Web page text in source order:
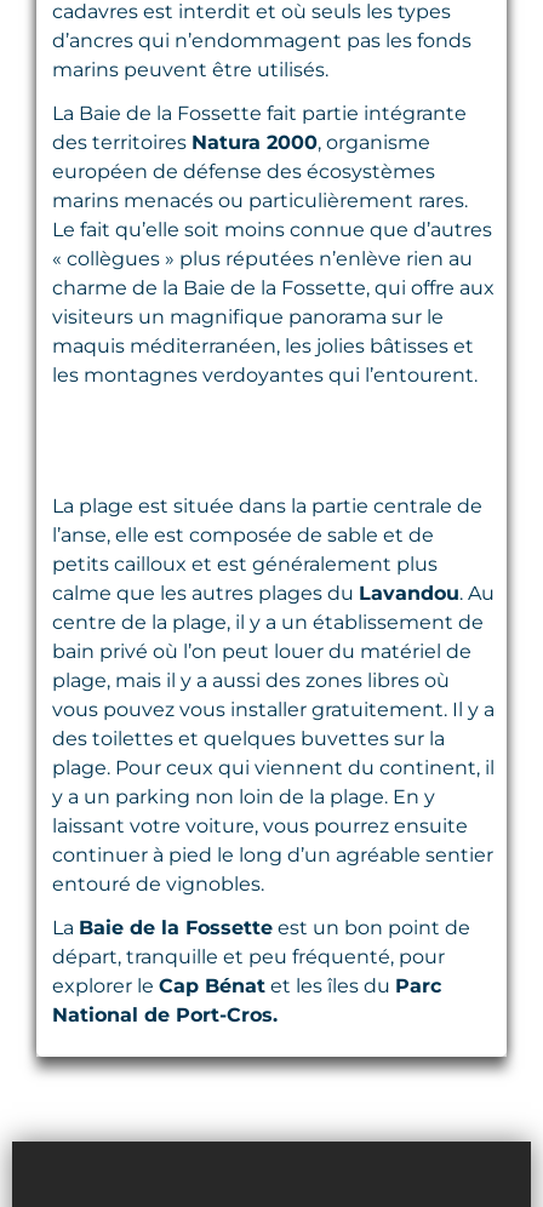
cadavres est interdit et où seuls les types
d’ancres qui n’endommagent pas les fonds
marins peuvent être utilisés.
La Baie de la Fossette fait partie intégrante
des territoires Natura 2000, organisme
européen de défense des écosystèmes
marins menacés ou particulièrement rares.
Le fait qu’elle soit moins connue que d’autres
« collègues » plus réputées n’enlève rien au
charme de la Baie de la Fossette, qui offre aux
visiteurs un magnifique panorama sur le
maquis méditerranéen, les jolies bâtisses et
les montagnes verdoyantes qui l’entourent.
La plage est située dans la partie centrale de
l’anse, elle est composée de sable et de
petits cailloux et est généralement plus
calme que les autres plages du Lavandou. Au
centre de la plage, il y a un établissement de
bain privé où l’on peut louer du matériel de
plage, mais il y a aussi des zones libres où
vous pouvez vous installer gratuitement. Il y a
des toilettes et quelques buvettes sur la
plage. Pour ceux qui viennent du continent, il
y a un parking non loin de la plage. En y
laissant votre voiture, vous pourrez ensuite
continuer à pied le long d’un agréable sentier
entouré de vignobles.
La Baie de la Fossette est un bon point de
départ, tranquille et peu fréquenté, pour
explorer le Cap Bénat et les îles du Parc
National de Port-Cros.